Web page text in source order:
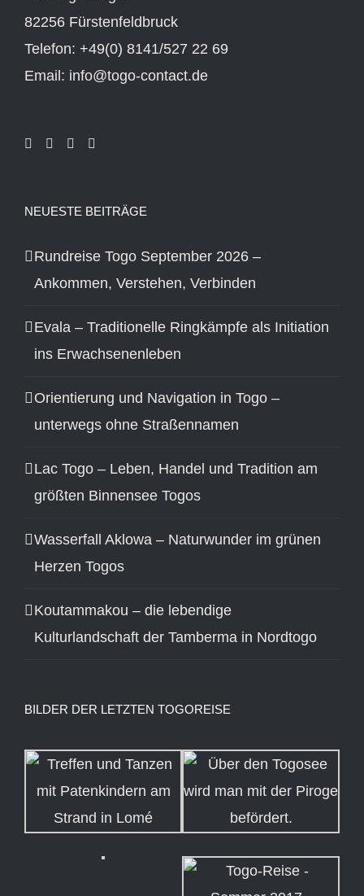
82256 Fürstenfeldbruck
Telefon: +49(0) 8141/527 22 69
Email: info@togo-contact.de
NEUESTE BEITRÄGE
Rundreise Togo September 2026 –
Ankommen, Verstehen, Verbinden
Evala – Traditionelle Ringkämpfe als Initiation
ins Erwachsenenleben
Orientierung und Navigation in Togo –
unterwegs ohne Straßennamen
Lac Togo – Leben, Handel und Tradition am
größten Binnensee Togos
Wasserfall Aklowa – Naturwunder im grünen
Herzen Togos
Koutammakou – die lebendige
Kulturlandschaft der Tamberma in Nordtogo
BILDER DER LETZTEN TOGOREISE